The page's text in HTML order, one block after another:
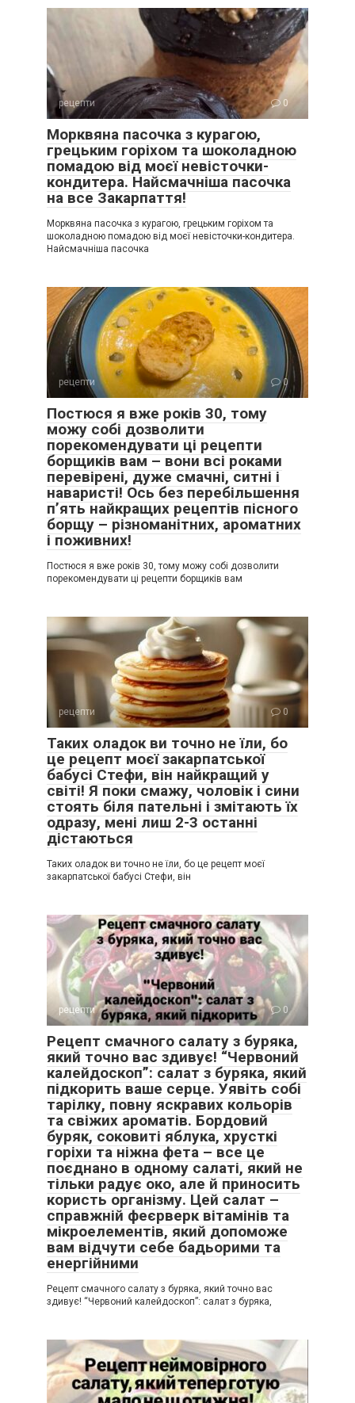
рецепти 0
Морквяна пасочка з курагою,
грецьким горіхом та шоколадною
помадою від моєї невісточки-
кондитера. Найсмачніша пасочка
на все Закарпаття!
Морквяна пасочка з курагою, грецьким горіхом та
шоколадною помадою від моєї невісточки-кондитера.
Найсмачніша пасочка
рецепти 0
Постюся я вже років 30, тому
можу собі дозволити
порекомендувати ці рецепти
борщиків вам – вони всі роками
перевірені, дуже смачні, ситні і
наваристі! Ось без перебільшення
п’ять найкращих рецептів пісного
борщу – різноманітних, ароматних
і поживних!
Постюся я вже років 30, тому можу собі дозволити
порекомендувати ці рецепти борщиків вам
рецепти 0
Таких оладок ви точно не їли, бо
це рецепт моєї закарпатської
бабусі Стефи, він найкращий у
світі! Я поки смажу, чоловік і сини
стоять біля пательні і змітають їх
одразу, мені лиш 2-3 останні
дістаються
Таких оладок ви точно не їли, бо це рецепт моєї
закарпатської бабусі Стефи, він
рецепти 0
Рецепт смачного салату з буряка,
який точно вас здивує! “Червоний
калейдоскоп”: салат з буряка, який
підкорить ваше серце. Уявіть собі
тарілку, повну яскравих кольорів
та свіжих ароматів. Бордовий
буряк, соковиті яблука, хрусткі
горіхи та ніжна фета – все це
поєднано в одному салаті, який не
тільки радує око, але й приносить
користь організму. Цей салат –
справжній феєрверк вітамінів та
мікроелементів, який допоможе
вам відчути себе бадьорими та
енергійними
Рецепт смачного салату з буряка, який точно вас
здивує! “Червоний калейдоскоп”: салат з буряка,